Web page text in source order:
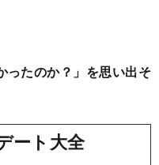
ったのか？」を思い出そ
ート大全